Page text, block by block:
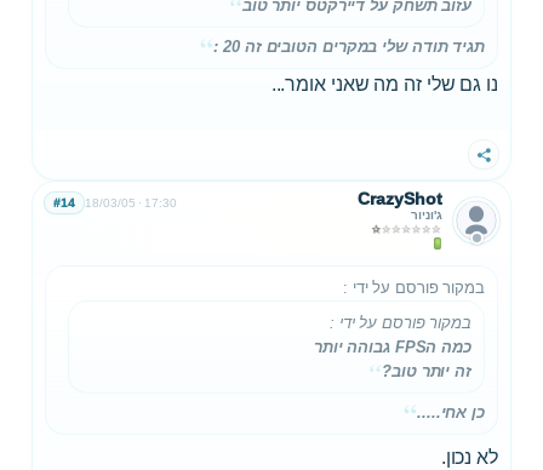
עזוב תשחק על דיירקטס יותר טוב
תגיד תודה שלי במקרים הטובים זה 20 :
נו גם שלי זה מה שאני אומר...
שתף
CrazyShot
ג'וניור
18/03/05 17:30
#14
במקור פורסם על ידי :
במקור פורסם על ידי :
כמה הFPS גבוהה יותר
זה יותר טוב?
כן אחי.....
לא נכון.